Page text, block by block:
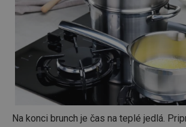
Na konci brunch je čas na teplé jedlá.
pid
Twitter